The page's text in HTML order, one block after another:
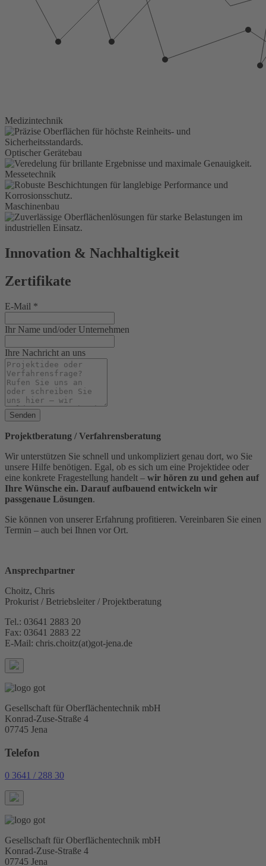
Medizintechnik
Optischer Gerätebau
Messetechnik
Maschinenbau
Innovation & Nachhaltigkeit
Zertifikate
E-Mail *
Ihr Name und/oder Unternehmen
Ihre Nachricht an uns
Senden
Projektberatung / Verfahrensberatung
Wir unterstützen Sie schnell und unkompliziert genau dort, wo Sie
unsere Hilfe benötigen. Egal, ob es sich um eine Projektidee oder
eine konkrete Fragestellung handelt – wir hören zu und gehen auf
Ihre Wünsche ein. Darauf aufbauend entwickeln wir
passgenaue Lösungen.
Sie können von unserer Erfahrung profitieren. Vereinbaren Sie einen
Termin – auch bei Ihnen vor Ort.
Ansprechpartner
Choitz, Chris
Prokurist / Betriebsleiter / Projektberatung
Tel.: 03641 2883 20
Fax: 03641 2883 22
E-Mail: chris.choitz(at)got-jena.de
Gesellschaft für Oberflächentechnik mbH
Konrad-Zuse-Straße 4
07745 Jena
Telefon
0 3641 / 288 30
Gesellschaft für Oberflächentechnik mbH
Konrad-Zuse-Straße 4
07745 Jena